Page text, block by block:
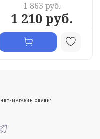
1 863 руб.
1 210 руб.
МАГАЗИН ОБУВИ"